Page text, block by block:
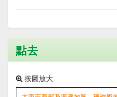
點去
按圖放大